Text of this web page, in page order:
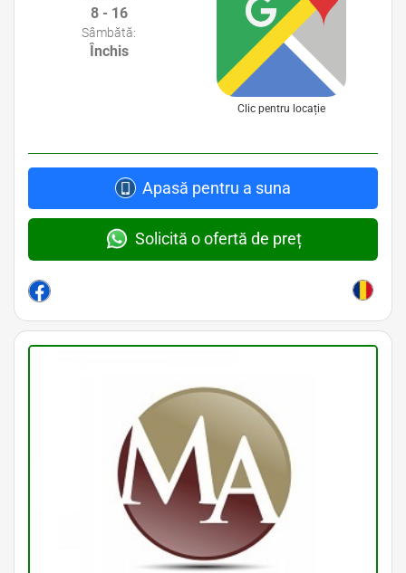
8 - 16
Sâmbătă:
Închis
Clic pentru locație
Apasă pentru a suna
Solicită o ofertă de preț